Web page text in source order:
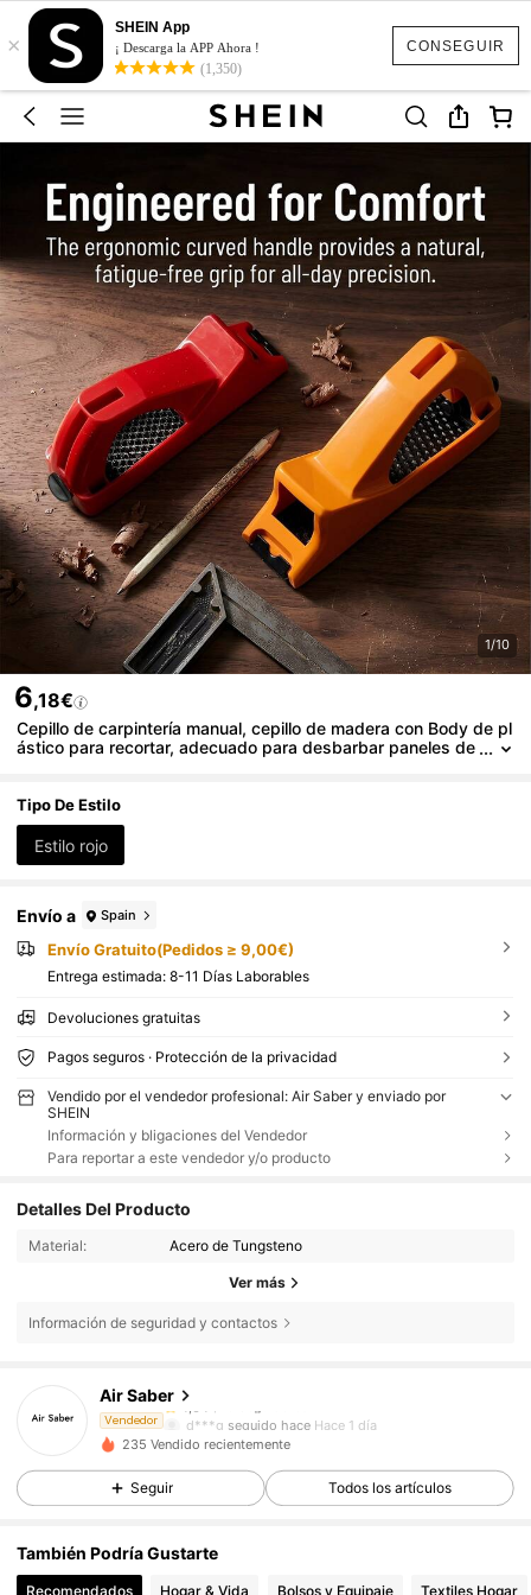
CONSEGUIR
×
SHEIN App
¡ Descarga la APP Ahora !
(1,350)
1/10
6,18€
Cepillo de carpintería manual, cepillo de madera con Body de pl
ástico para recortar, adecuado para desbarbar paneles de
Tipo De Estilo
Estilo rojo
Envío a Spain
Envío Gratuito(Pedidos ≥ 9,00€)
Entrega estimada: 8-11 Días Laborables
Devoluciones gratuitas
Pagos seguros · Protección de la privacidad
Vendido por el vendedor profesional: Air Saber y enviado por
SHEIN
Información y bligaciones del Vendedor
Para reportar a este vendedor y/o producto
Detalles Del Producto
Material: Acero de Tungsteno
Ver más
Información de seguridad y contactos
Air Saber
Vendedor
4,64
d***g seguido hace Hace 1 día
4,64
10 Seguidores
235 Vendido recientemente
Seguir Todos los artículos
También Podría Gustarte
Recomendados Hogar & Vida Bolsos y Equipaje Textiles Hogar